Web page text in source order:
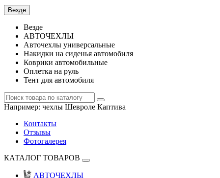
Везде
Везде
АВТОЧЕХЛЫ
Авточехлы универсальные
Накидки на сиденья автомобиля
Коврики автомобильные
Оплетка на руль
Тент для автомобиля
Например: чехлы Шевроле Каптива
Контакты
Отзывы
Фотогалерея
КАТАЛОГ ТОВАРОВ
АВТОЧЕХЛЫ